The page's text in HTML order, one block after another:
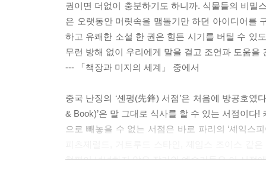
권이면 더없이 충분하기도 하니까. 식물들의 비밀
은 오랫동안 머릿속을 맴돌기만 하던 아이디어를
하고 유쾌한 소설 한 권은 힘든 시기를 버틸 수 있
무런 방해 없이 우리에게 말을 걸고 조언과 도움
--- 「책장과 미지의 세계」 중에서
중국 난징의 ‘셴펑(先鋒) 서점’은 처음에 방공호
& Book)’은 말 그대로 식사를 할 수 있는 서점이
으로 빼놓을 수 없는 서점은 바로 파리의 ‘셰익스
형편이 넉넉하지 않은 작가와 예술가들은 이 서점